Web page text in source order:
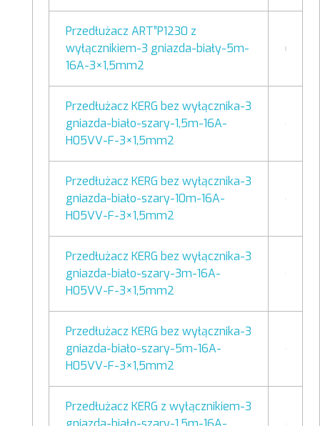
Przedłużacz ART”P1230 z
wyłącznikiem-3 gniazda-biały-5m-
16A-3×1,5mm2
Przedłużacz KERG bez wyłącznika-3
gniazda-biało-szary-1,5m-16A-
H05VV-F-3×1,5mm2
Przedłużacz KERG bez wyłącznika-3
gniazda-biało-szary-10m-16A-
H05VV-F-3×1,5mm2
Przedłużacz KERG bez wyłącznika-3
gniazda-biało-szary-3m-16A-
H05VV-F-3×1,5mm2
Przedłużacz KERG bez wyłącznika-3
gniazda-biało-szary-5m-16A-
H05VV-F-3×1,5mm2
Przedłużacz KERG z wyłącznikiem-3